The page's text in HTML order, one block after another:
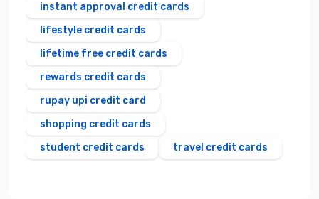
instant approval credit cards
lifestyle credit cards
lifetime free credit cards
rewards credit cards
rupay upi credit card
shopping credit cards
student credit cards
travel credit cards